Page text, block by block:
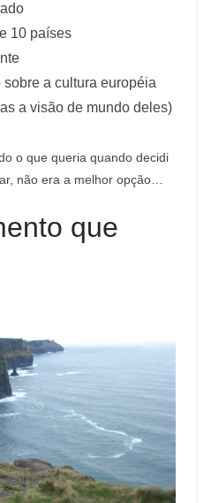
10 países
a cultura européia
a visão de mundo deles)
o que queria quando decidi
não era a melhor opção…
que